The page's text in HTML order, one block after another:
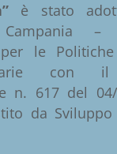
è stato
–
per le
con il
n. 617 del
da Sviluppo